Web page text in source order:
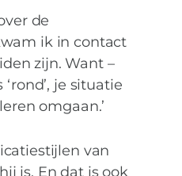
de
ik in contact
zijn. Want –
je situatie
omgaan.’
van
is. En dat is ook